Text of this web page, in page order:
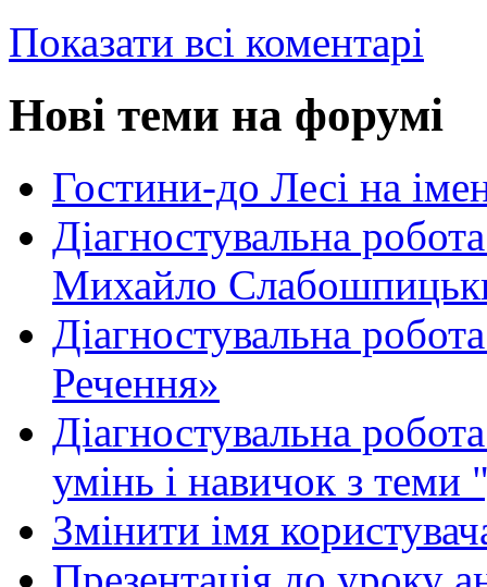
Показати всі коментарі
Нові теми на форумі
Гостини-до Лесі на
Діагностувальна
Михайло
Діагностувальна
Речення»
Діагностувальна
умінь і навичок з теми
Змінити імя